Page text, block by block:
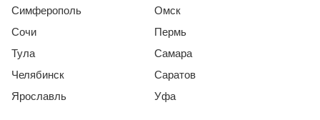
Симферополь
Сочи
Тула
Челябинск
Ярославль
Омск
Пермь
Самара
Саратов
Уфа